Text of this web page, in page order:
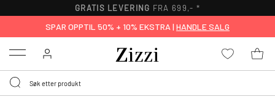
GRATIS LEVERING FRA 699,- *
SPAR OPPTIL 50% + 10% EKSTRA | HANDLE SALG
Menu